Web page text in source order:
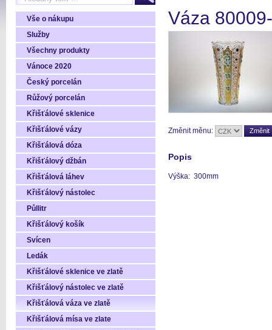
Vše o nákupu
Služby
Všechny produkty
Vánoce 2020
Český porcelán
Růžový porcelán
Křišťálové sklenice
Křišťálové vázy
Křišťálová dóza
Křišťálový džbán
Křišťálová láhev
Křišťálový nástolec
Půllitr
Křišťálový košík
Svícen
Ledák
Křišťálové sklenice ve zlatě
Křišťálový nástolec ve zlatě
Křišťálová váza ve zlatě
Křišťálová mísa ve zlate
Váza
Změnit měnu:
Popis
Výška: 300mm